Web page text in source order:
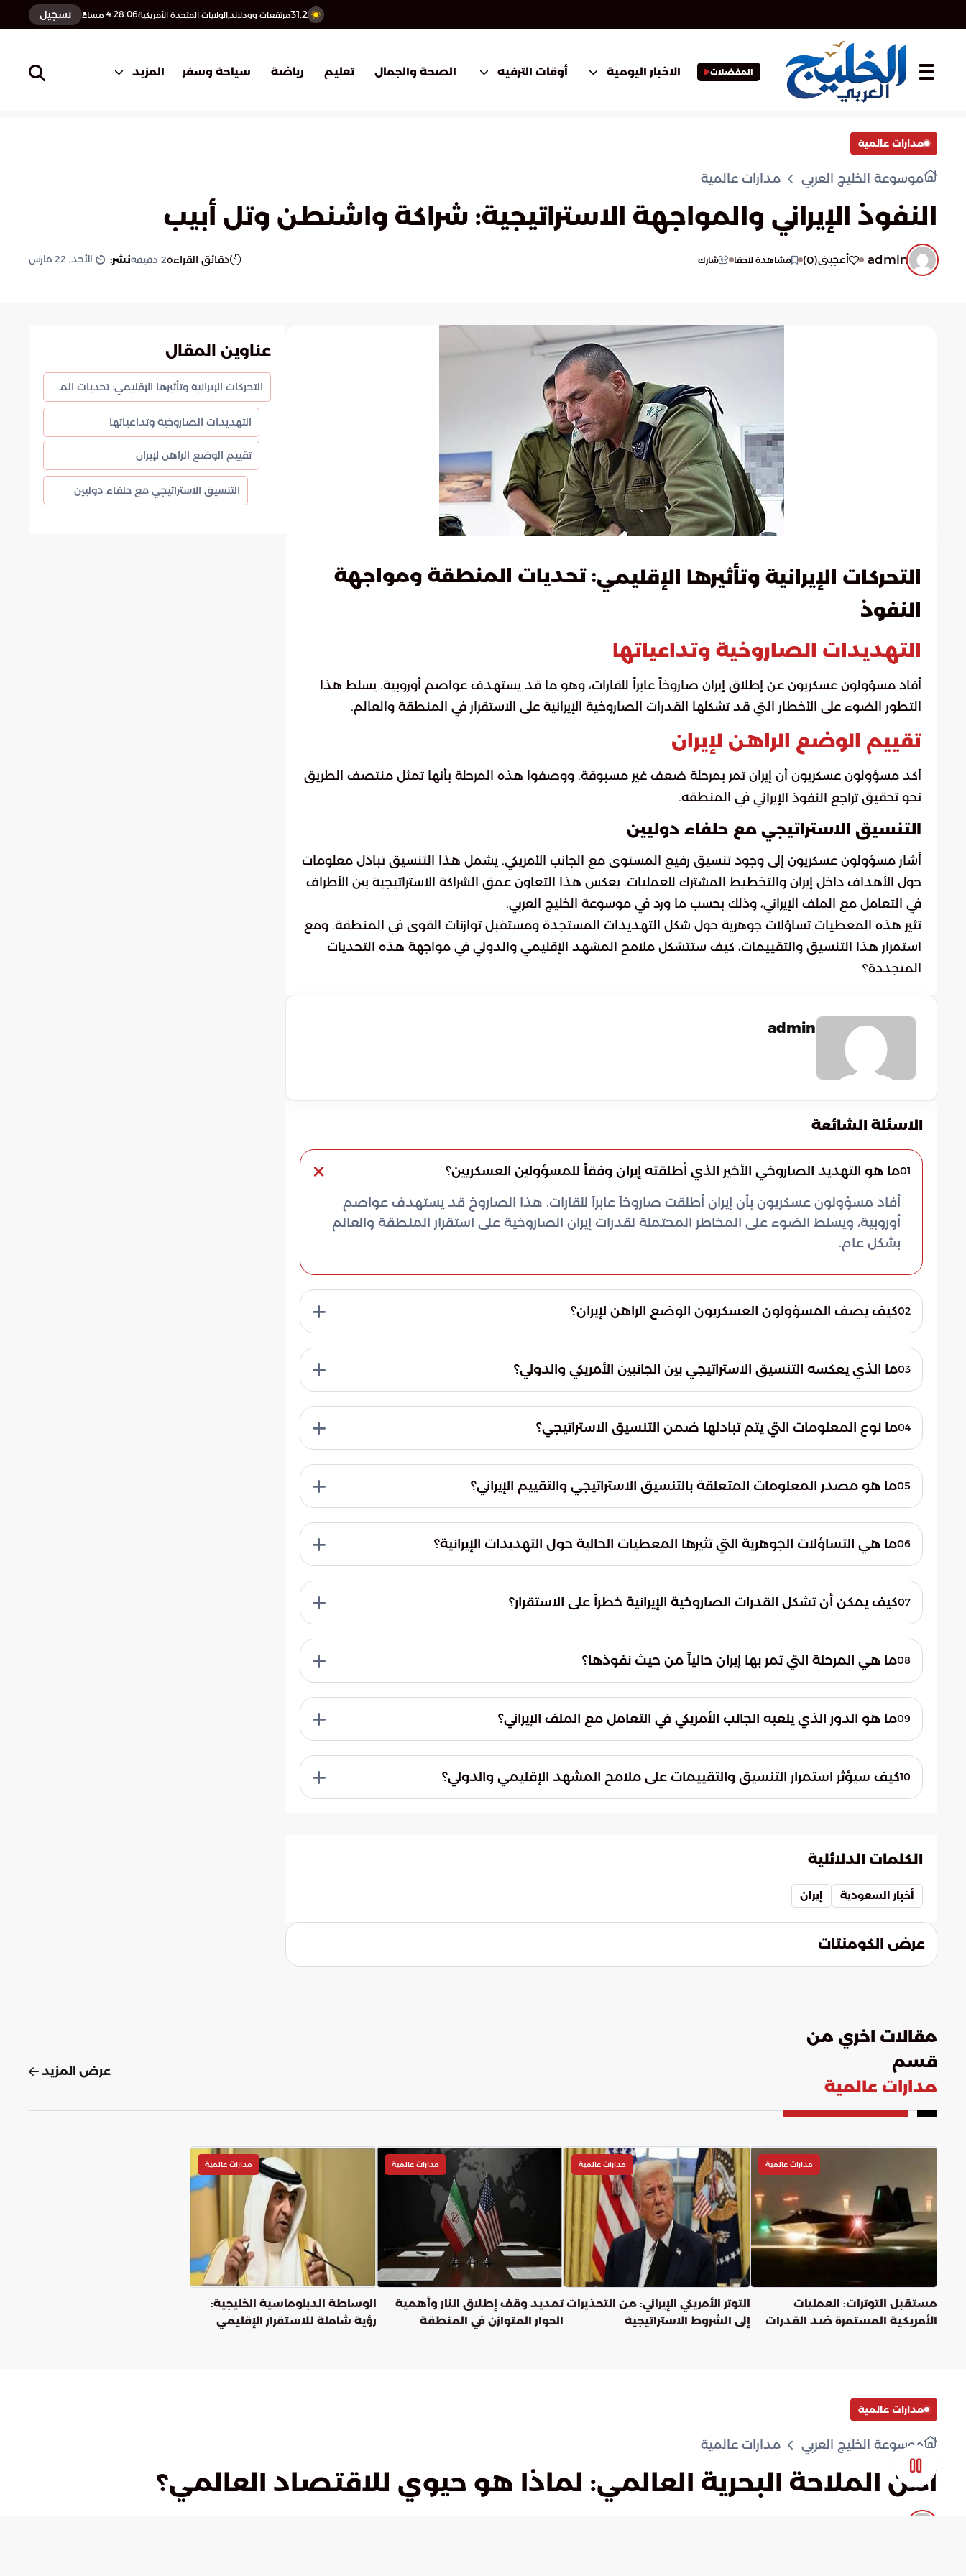
31.2مرتفعات وودلاند,الولايات المتحدة الأمريكية4:28:07 مساءً تسجيل
المفضلات الاخبار اليومية أوقات الترفيه الصحة والجمال تعليم رياضة سياحة وسفر المزيد
مدارات عالمية
موسوعة الخليج العربي مدارات عالمية
النفوذ الإيراني والمواجهة الاستراتيجية: شراكة واشنطن وتل أبيب
admin أعجبني(
0
) مشاهدة لاحقا شارك دقائق القراءة2 دقيقةنشر: الأحد, 22 مارس
التحركات الإيرانية وتأثيرها الإقليمي: تحديات المنطقة ومواجهة
النفوذ
التهديدات الصاروخية وتداعياتها
أفاد مسؤولون عسكريون عن إطلاق إيران صاروخاً عابراً للقارات، وهو ما قد يستهدف عواصم أوروبية. يسلط هذا
التطور الضوء على الأخطار التي قد تشكلها القدرات الصاروخية الإيرانية على الاستقرار في المنطقة والعالم.
تقييم الوضع الراهن لإيران
أكد مسؤولون عسكريون أن إيران تمر بمرحلة ضعف غير مسبوقة. ووصفوا هذه المرحلة بأنها تمثل منتصف الطريق
نحو تحقيق تراجع النفوذ الإيراني في المنطقة.
التنسيق الاستراتيجي مع حلفاء دوليين
أشار مسؤولون عسكريون إلى وجود تنسيق رفيع المستوى مع الجانب الأمريكي. يشمل هذا التنسيق تبادل معلومات
حول الأهداف داخل إيران والتخطيط المشترك للعمليات. يعكس هذا التعاون عمق الشراكة الاستراتيجية بين الأطراف
في التعامل مع الملف الإيراني، وذلك بحسب ما ورد في موسوعة الخليج العربي.
تثير هذه المعطيات تساؤلات جوهرية حول شكل التهديدات المستجدة ومستقبل توازنات القوى في المنطقة. ومع
استمرار هذا التنسيق والتقييمات، كيف ستتشكل ملامح المشهد الإقليمي والدولي في مواجهة هذه التحديات
المتجددة؟
admin
الاسئلة الشائعة
01ما هو التهديد الصاروخي الأخير الذي أطلقته إيران وفقاً للمسؤولين العسكريين؟
أفاد مسؤولون عسكريون بأن إيران أطلقت صاروخاً عابراً للقارات. هذا الصاروخ قد يستهدف عواصم
أوروبية، ويسلط الضوء على المخاطر المحتملة لقدرات إيران الصاروخية على استقرار المنطقة والعالم
بشكل عام.
02كيف يصف المسؤولون العسكريون الوضع الراهن لإيران؟
تمثل منتصف الطريق نحو تحقيق تراجع نفوذ إيران في المنطقة الإقليمية.03ما الذي يعكسه التنسيق الاستراتيجي بين الجانبين الأمريكي والدولي؟
ويشمل التنسيق تبادل المعلومات حول الأهداف داخل إيران والتخطيط المشترك للعمليات العسكرية.04ما نوع المعلومات التي يتم تبادلها ضمن التنسيق الاستراتيجي؟
المحددة داخل إيران. كما يتضمن التخطيط المشترك للعمليات العسكرية المحتملة.05ما هو مصدر المعلومات المتعلقة بالتنسيق الاستراتيجي والتقييم الإيراني؟
موسوعة الخليج العربي. هذا يؤكد على أهمية المصادر الموثوقة في تحليل التطورات الإقليمية.06ما هي التساؤلات الجوهرية التي تثيرها المعطيات الحالية حول التهديدات الإيرانية؟
المنطقة. كما تضع هذه التساؤلات تحدياً حول كيفية مواجهة التحديات المتجددة.07كيف يمكن أن تشكل القدرات الصاروخية الإيرانية خطراً على الاستقرار؟
يوضح القدرة على استهداف مناطق بعيدة، مما يزيد من مستويات القلق والتهديدات الأمنية.08ما هي المرحلة التي تمر بها إيران حالياً من حيث نفوذها؟
الطريق" نحو تراجع نفوذها في المنطقة، مما يشير إلى تحول كبير في المشهد الجيوسياسي.09ما هو الدور الذي يلعبه الجانب الأمريكي في التعامل مع الملف الإيراني؟
تبادل المعلومات الاستخباراتية حول الأهداف داخل إيران والمشاركة في التخطيط للعمليات المشتركة.10كيف سيؤثر استمرار التنسيق والتقييمات على ملامح المشهد الإقليمي والدولي؟
الكلمات الدلائلية
أخبار السعودية إيران
عرض الكومنتات
عناوين المقال
التحركات الإيرانية وتأثيرها الإقليمي: تحديات المنطقة ومواجهة النفوذ
التهديدات الصاروخية وتداعياتها
تقييم الوضع الراهن لإيران
التنسيق الاستراتيجي مع حلفاء دوليين
مقالات اخري من
قسم
مدارات عالمية
عرض المزيد
مدارات عالمية
مستقبل التوترات: العمليات
الأمريكية المستمرة ضد القدرات
مدارات عالمية
التوتر الأمريكي الإيراني: من التحذيرات
إلى الشروط الاستراتيجية
مدارات عالمية
تمديد وقف إطلاق النار وأهمية
الحوار المتوازن في المنطقة
مدارات عالمية
الوساطة الدبلوماسية الخليجية:
رؤية شاملة للاستقرار الإقليمي
مدارات عالمية
موسوعة الخليج العربي مدارات عالمية
أمن الملاحة البحرية العالمي: لماذا هو حيوي للاقتصاد العالمي؟